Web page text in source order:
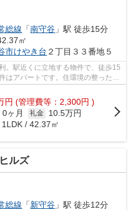
総線 「南守谷 」駅 徒歩15分
㎡
市けやき台 ２丁目３３番地５
。駅近くに立地する物件で、徒歩15
はアパートです。住環境の整った守
...
円 (管理費等：2,300円 )
0ヶ月 礼金
10.5万円
/ 42.37㎡
ルズ
総線 「新守谷 」駅 徒歩12分